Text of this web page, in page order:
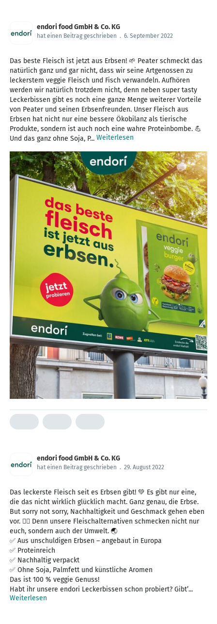
endori food GmbH & Co. KG
hat einen Beitrag geschrieben . 6. September 2022
Das beste Fleisch ist jetzt aus Erbsen! 🌱 Peater schmeckt das
natürlich ganz und gar nicht, dass wir seine Artgenossen zu
leckerstem veggie Fleisch und Fisch verwandeln. Aufhören
werden wir natürlich trotzdem nicht, denn neben super tasty
Leckerbissen gibt es noch eine ganze Menge weiterer Vorteile
von Peater und seinen Erbsenfreunden. Unser Fleisch aus
Erbsen hat nicht nur eine bessere Ökobilanz als tierische
Produkte, sondern ist auch noch eine wahre Proteinbombe. 💪
Und das ganz ohne Soja, P... Weiterlesen
endori food GmbH & Co. KG
hat einen Beitrag geschrieben . 29. August 2022
Das leckerste Fleisch seit es Erbsen gibt! 💚 Es gibt nur eine,
die das nicht wirklich glücklich macht. Ganz genau, die Erbse.
But sorry not sorry, Nachhaltigkeit und Geschmack gehen eben
vor. 🤷‍♀️ Denn unsere Fleischalternativen schmecken nicht nur
euch, sondern auch der Umwelt. 🌏
✅ Aus unschuldigen Erbsen – angebaut in Europa
✅ Proteinreich
✅ Nachhaltig verpackt
✅ Ohne Soja, Palmfett und künstliche Aromen
Das ist 100 % veggie Genuss!
Habt ihr unsere endori Leckerbissen schon probiert? Gibt’...
Weiterlesen